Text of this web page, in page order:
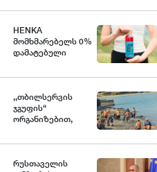
გეოპოლიტიკურ
საერთაშორისო
მსოფლიო წესრიგში
- ნოდარ ბოკერია
HENKA
მომხმარებელს 0%
დამატებული
პროდუქტს
,,თბილსერვის
ჯგუფის“
ორგანიზებით,
მიმდებარე
დასუფთავების
რუსთაველის